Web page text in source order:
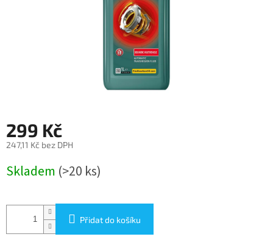
299 Kč
247,11 Kč bez DPH
cena:
Skladem (>20 ks)
Přidat do košíku